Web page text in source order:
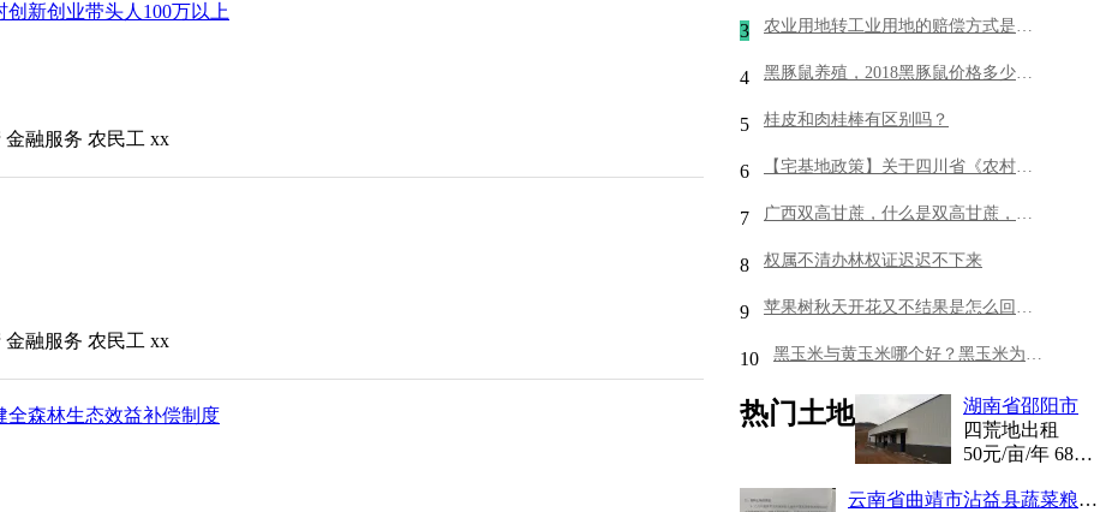
3 农业用地转工业用地的赔偿方式是什么
4 黑豚鼠养殖，2018黑豚鼠价格多少钱一只？
5 桂皮和肉桂棒有区别吗？
6 【宅基地政策】关于四川省《农村宅基地管理条例》
7 广西双高甘蔗，什么是双高甘蔗，双高甘蔗政策补贴。甘蔗采购需求
8 权属不清办林权证迟迟不下来
9 苹果树秋天开花又不结果是怎么回事？会影响来年结果吗？
10 黑玉米与黄玉米哪个好？黑玉米为什么是黑色的？
热门土地
湖南省邵阳市
四荒地出租
50元/亩/年 680
云南省曲靖市沾益县蔬菜粮油地1200亩出租
新创业带头人100万以上
金融服务 农民工 xx
金融服务 农民工 xx
全森林生态效益补偿制度